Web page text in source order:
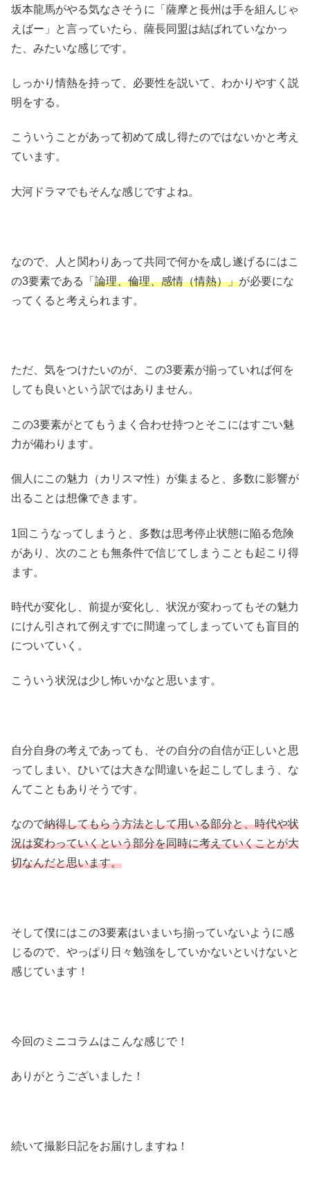
坂本龍馬がやる気なさそうに「薩摩と長州は手を組んじゃ
えばー」と言っていたら、薩長同盟は結ばれていなかっ
た、みたいな感じです。
しっかり情熱を持って、必要性を説いて、わかりやすく説
明をする。
こういうことがあって初めて成し得たのではないかと考え
ています。
大河ドラマでもそんな感じですよね。
なので、人と関わりあって共同で何かを成し遂げるにはこ
の3要素である「 論理、倫理、感情（情熱）」が必要にな
ってくると考えられます。
ただ、気をつけたいのが、この3要素が揃っていれば何を
しても良いという訳ではありません。
この3要素がとてもうまく合わせ持つとそこにはすごい魅
力が備わります。
個人にこの魅力（カリスマ性）が集まると、多数に影響が
出ることは想像できます。
1回こうなってしまうと、多数は思考停止状態に陥る危険
があり、次のことも無条件で信じてしまうことも起こり得
ます。
時代が変化し、前提が変化し、状況が変わってもその魅力
にけん引されて例えすでに間違ってしまっていても盲目的
についていく。
こういう状況は少し怖いかなと思います。
自分自身の考えであっても、その自分の自信が正しいと思
ってしまい、ひいては大きな間違いを起こしてしまう、な
んてこともありそうです。
なので納得してもらう方法として用いる部分と、時代や状
況は変わっていくという部分を同時に考えていくことが大
切なんだと思います。
そして僕にはこの3要素はいまいち揃っていないように感
じるので、やっぱり日々勉強をしていかないといけないと
感じています！
今回のミニコラムはこんな感じで！
ありがとうございました！
続いて撮影日記をお届けしますね！